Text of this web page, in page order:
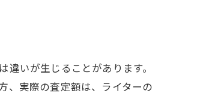
いが生じることがあります。
、実際の査定額は、ライターの